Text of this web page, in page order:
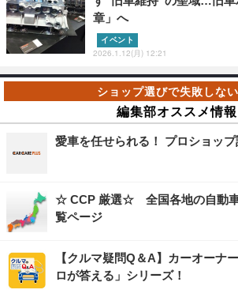
章」へ
イベント
2026.1.12(月) 12:21
編集部オススメ情報
愛車を任せられる！ プロショップ
☆ CCP 厳選☆ 全国各地の自動車
覧ページ
【クルマ疑問Q＆A】カーオーナ
ロが答える」シリーズ！